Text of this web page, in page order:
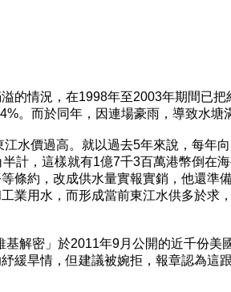
的情況，在1998年至2003年期間已
。而於同年，因連場豪雨，導致水
水價過高。就以過去5年來說，每年
計，這樣就有1億7千3百萬港幣倒在
條約，改成供水量實報實銷，他還
業用水，而形成當前東江水供多於
解密」於2011年9月公開的近千份
緩旱情，但建議被婉拒，報章認為這